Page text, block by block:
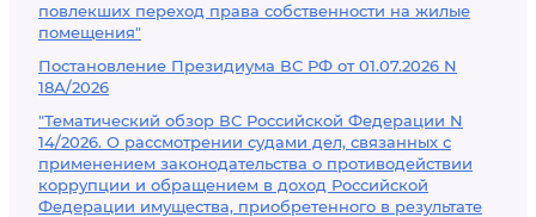
повлекших переход права собственности на жилые
помещения"
Постановление Президиума ВС РФ от 01.07.2026 N
18А/2026
"Тематический обзор ВС Российской Федерации N
14/2026. О рассмотрении судами дел, связанных с
применением законодательства о противодействии
коррупции и обращением в доход Российской
Федерации имущества, приобретенного в результате